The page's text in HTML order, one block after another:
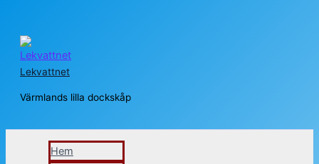
Hoppa
innehåll
Lekvattnet
Värmlands lilla dockskåp
Hem